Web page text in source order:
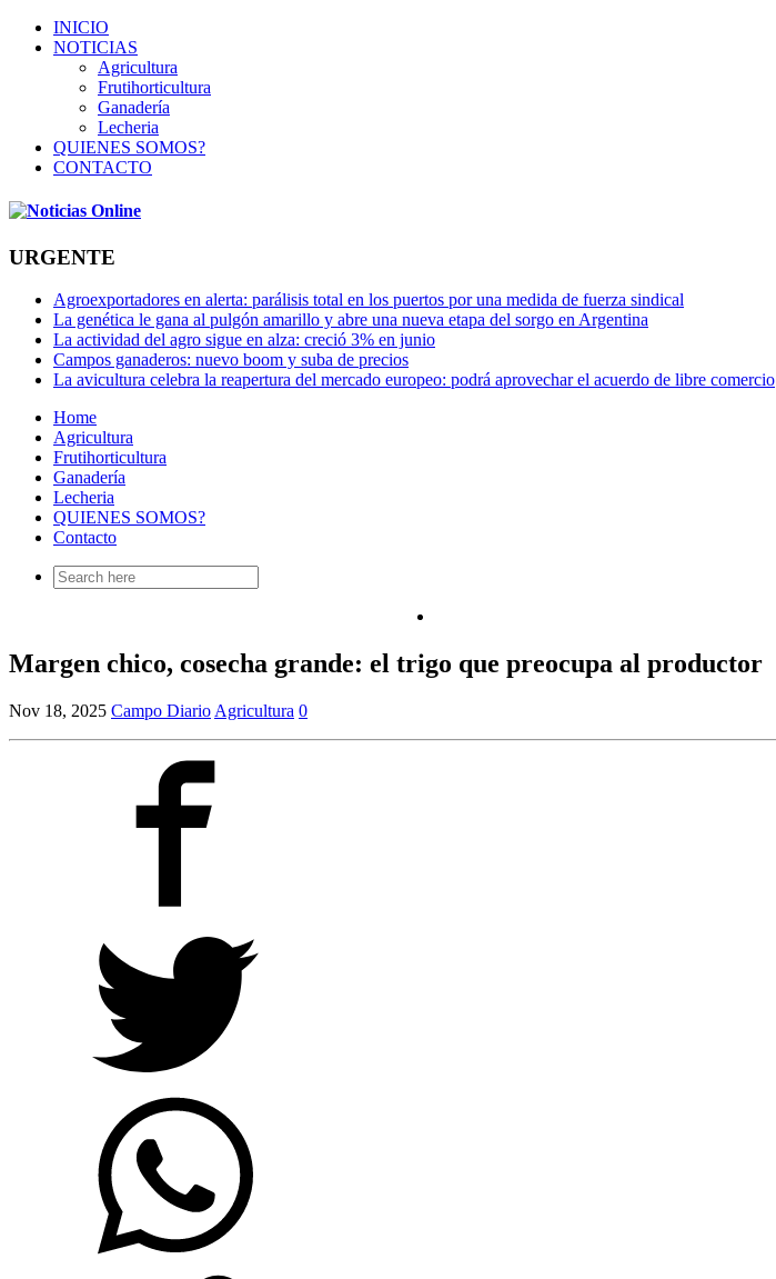
INICIO
NOTICIAS
Agricultura
Frutihorticultura
Ganadería
Lecheria
QUIENES SOMOS?
CONTACTO
URGENTE
Agroexportadores en alerta: parálisis total en los puertos por una medida de fuerza sindical
La genética le gana al pulgón amarillo y abre una nueva etapa del sorgo en Argentina
La actividad del agro sigue en alza: creció 3% en junio
Campos ganaderos: nuevo boom y suba de precios
La avicultura celebra la reapertura del mercado europeo: podrá aprovechar el acuerdo de libre comercio
Home
Agricultura
Frutihorticultura
Ganadería
Lecheria
QUIENES SOMOS?
Contacto
Search
for:
Margen chico, cosecha grande: el trigo que preocupa al productor
Nov 18, 2025 Campo Diario Agricultura 0